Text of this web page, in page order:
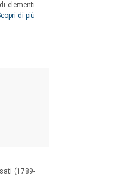
elementi
e offre
di
di più
(1789-